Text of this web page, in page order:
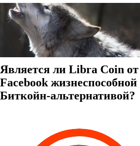
Является ли Libra Coin от
Facebook жизнеспособной
Биткойн-альтернативой?